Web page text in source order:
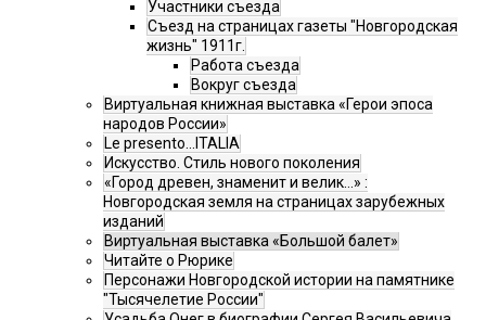
Участники съезда
Cъезд на страницах газеты "Новгородская
жизнь" 1911г.
Работа съезда
Вокруг съезда
Виртуальная книжная выставка «Герои эпоса
народов России»
Le presento...ITALIA
Искусство. Стиль нового поколения
«Город древен, знаменит и велик…» :
Новгородская земля на страницах зарубежных
изданий
Виртуальная выставка «Большой балет»
Читайте о Рюрике
Персонажи Новгородской истории на памятнике
"Тысячелетие России"